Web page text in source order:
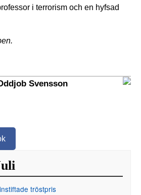
i terrorism och en hyfsad
Svensson
tröstpris